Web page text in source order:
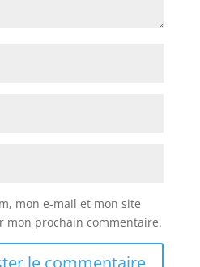
mon e-mail et mon site
mon prochain commentaire.